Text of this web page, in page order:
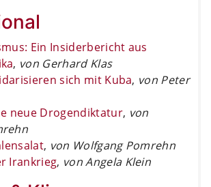
Ein Insiderbericht aus
, von Gerhard Klas
sich mit Kuba, von Peter
neue Drogendiktatur, von
, von Wolfgang Pomrehn
Irankrieg, von Angela Klein